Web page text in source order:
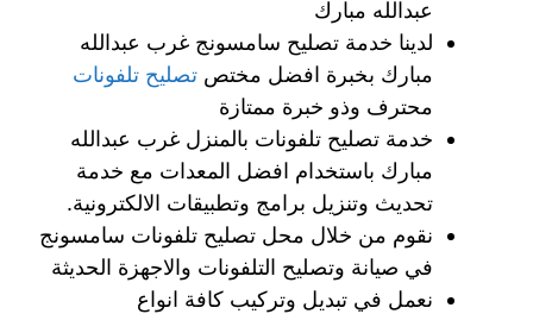
عبدالله مبارك
لدينا خدمة تصليح سامسونج غرب عبدالله
مبارك بخبرة افضل مختص تصليح تلفونات
محترف وذو خبرة ممتازة
خدمة تصليح تلفونات بالمنزل غرب عبدالله
مبارك باستخدام افضل المعدات مع خدمة
تحديث وتنزيل برامج وتطبيقات الالكترونية.
نقوم من خلال محل تصليح تلفونات سامسونج
في صيانة وتصليح التلفونات والاجهزة الحديثة
نعمل في تبديل وتركيب كافة انواع